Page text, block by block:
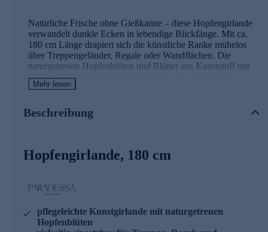
Natürliche Frische ohne Gießkanne – diese Hopfengirlande
verwandelt dunkle Ecken in lebendige Blickfänge. Mit ca.
180 cm Länge drapiert sich die künstliche Ranke mühelos
über Treppengeländer, Regale oder Wandflächen. Die
naturgetreuen Hopfenblüten und Blätter aus Kunststoff mit
stabilem Draht verleihen jedem Raum eine frische Note,
ganz ohne Pflegeaufwand. Dank der praktischen Ösen an
befestigen – ideal für alle, die dekorative Akzente setzen
möchten, ohne sich um Licht oder Wasser kümmern zu
Zuhause. Holen Sie sich die Natur ins Haus, die niemals
verwelkt!
Mehr lesen
Beschreibung
Hopfengirlande, 180 cm
pflegeleichte Kunstgirlande mit naturgetreuen
Hopfenblüten